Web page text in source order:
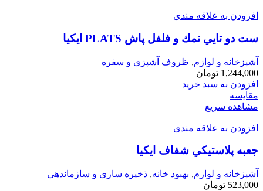
افزودن به علاقه مندی
ست دو تايي نمك و فلفل پاش PLATS ايكيا
آشپزخانه و لوازم, ظروف آشپزی و سفره
1,244,000 تومان
افزودن به سبد خرید
مقایسه
مشاهده سریع
افزودن به علاقه مندی
جعبه پلاستيكي شفاف ايكيا
آشپزخانه و لوازم, بهبود خانه, ذخیره سازی و سازماندهی
523,000 تومان